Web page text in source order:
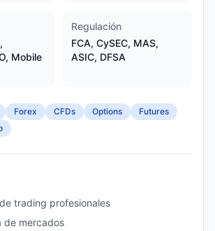
Mobile
Regulación
FCA, CySEC, MAS,
ASIC, DFSA
Forex CFDs Options
Futures
trading profesionales
de mercados